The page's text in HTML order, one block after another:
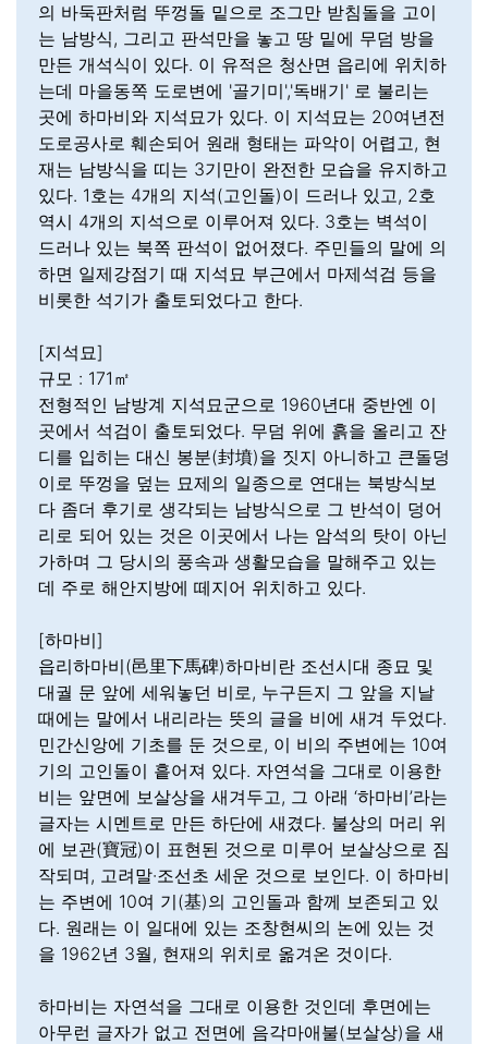
의 바둑판처럼 뚜껑돌 밑으로 조그만 받침돌을 고이
는 남방식, 그리고 판석만을 놓고 땅 밑에 무덤 방을
만든 개석식이 있다. 이 유적은 청산면 읍리에 위치하
는데 마을동쪽 도로변에 '골기미','독배기' 로 불리는
곳에 하마비와 지석묘가 있다. 이 지석묘는 20여년전
도로공사로 훼손되어 원래 형태는 파악이 어렵고, 현
재는 남방식을 띠는 3기만이 완전한 모습을 유지하고
있다. 1호는 4개의 지석(고인돌)이 드러나 있고, 2호
역시 4개의 지석으로 이루어져 있다. 3호는 벽석이
드러나 있는 북쪽 판석이 없어졌다. 주민들의 말에 의
하면 일제강점기 때 지석묘 부근에서 마제석검 등을
비롯한 석기가 출토되었다고 한다.
[지석묘]
규모 : 171㎡
전형적인 남방계 지석묘군으로 1960년대 중반엔 이
곳에서 석검이 출토되었다. 무덤 위에 흙을 올리고 잔
디를 입히는 대신 봉분(封墳)을 짓지 아니하고 큰돌덩
이로 뚜껑을 덮는 묘제의 일종으로 연대는 북방식보
다 좀더 후기로 생각되는 남방식으로 그 반석이 덩어
리로 되어 있는 것은 이곳에서 나는 암석의 탓이 아닌
가하며 그 당시의 풍속과 생활모습을 말해주고 있는
데 주로 해안지방에 떼지어 위치하고 있다.
[하마비]
읍리하마비(邑里下馬碑)하마비란 조선시대 종묘 및
대궐 문 앞에 세워놓던 비로, 누구든지 그 앞을 지날
때에는 말에서 내리라는 뜻의 글을 비에 새겨 두었다.
민간신앙에 기초를 둔 것으로, 이 비의 주변에는 10여
기의 고인돌이 흩어져 있다. 자연석을 그대로 이용한
비는 앞면에 보살상을 새겨두고, 그 아래 ‘하마비’라는
글자는 시멘트로 만든 하단에 새겼다. 불상의 머리 위
에 보관(寶冠)이 표현된 것으로 미루어 보살상으로 짐
작되며, 고려말·조선초 세운 것으로 보인다. 이 하마비
는 주변에 10여 기(基)의 고인돌과 함께 보존되고 있
다. 원래는 이 일대에 있는 조창현씨의 논에 있는 것
을 1962년 3월, 현재의 위치로 옮겨온 것이다.
하마비는 자연석을 그대로 이용한 것인데 후면에는
아무런 글자가 없고 전면에 음각마애불(보살상)을 새